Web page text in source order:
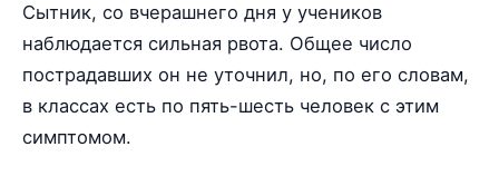
Сытник, со вчерашнего дня у учеников
наблюдается сильная рвота. Общее число
пострадавших он не уточнил, но, по его словам,
в классах есть по пять-шесть человек с этим
симптомом.